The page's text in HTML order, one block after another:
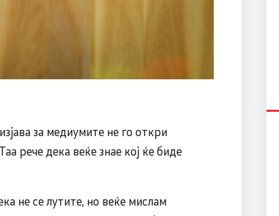
за медиумите не го откри
рече дека веќе знае кој ќе биде
не се лутите, но веќе мислам